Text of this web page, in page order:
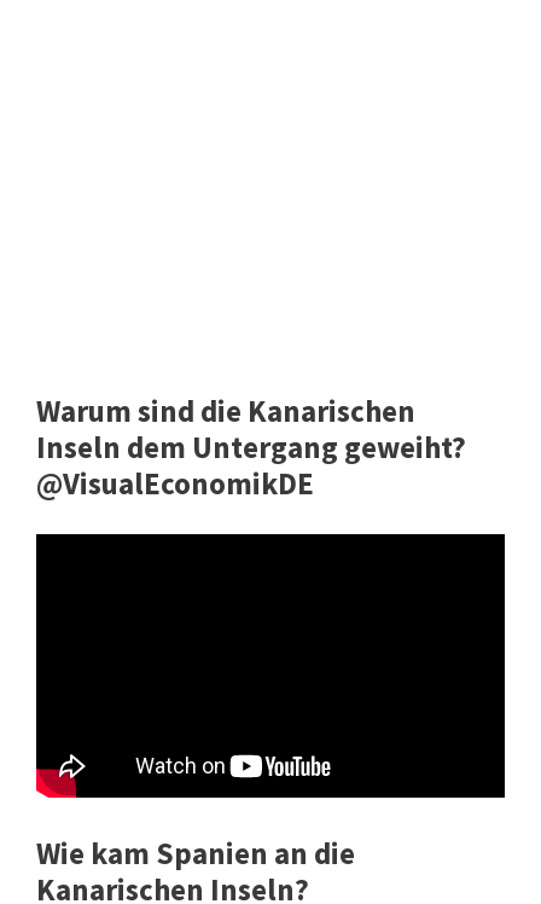
Warum sind die Kanarischen
Inseln dem Untergang geweiht?
@VisualEconomikDE
Wie kam Spanien an die
Kanarischen Inseln?